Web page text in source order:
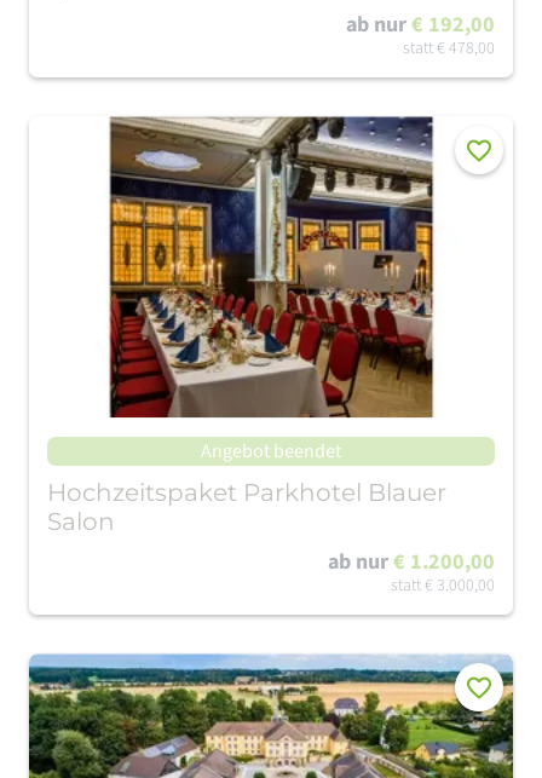
ab nur€ 192,00
statt€ 478,00
Merken
Angebot beendet
Hochzeitspaket Parkhotel Blauer
Salon
ab nur€ 1.200,00
statt€ 3.000,00
Merken